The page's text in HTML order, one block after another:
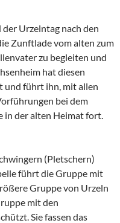
Urzelntag nach den
Zunftlade vom alten zum
zu begleiten und
hat diesen
und führt ihn, mit allen
bei dem
in der alten Heimat fort.
(Pletschern)
führt die Gruppe mit
Gruppe von Urzeln
mit den
Sie fassen das